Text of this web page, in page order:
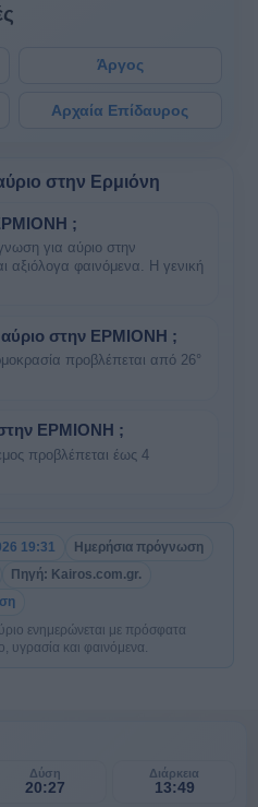
Άργος
Αρχαία Επίδαυρος
στην Ερμιόνη
;
για αύριο στην
φαινόμενα. Η γενική
αύριο στην ΕΡΜΙΟΝΗ ;
προβλέπεται από 26°
στην ΕΡΜΙΟΝΗ ;
προβλέπεται έως 4
19:31 Ημερήσια πρόγνωση
Πηγή: Kairos.com.gr.
ενημερώνεται με πρόσφατα
υγρασία και φαινόμενα.
Δύση
20:27
Διάρκεια
13:49